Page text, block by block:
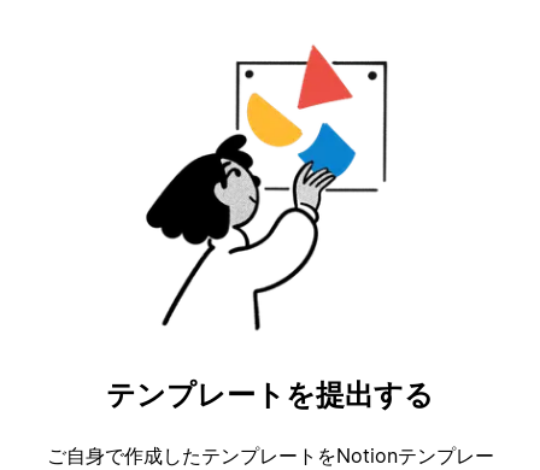
テンプレートを提出する
ご自身で作成したテンプレートをNotionテンプレー